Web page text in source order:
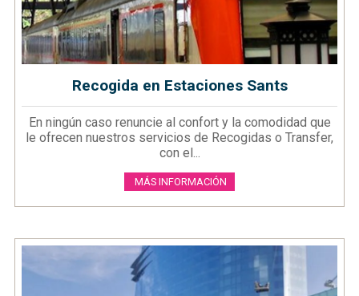
Recogida en Estaciones Sants
En ningún caso renuncie al confort y la comodidad que
le ofrecen nuestros servicios de Recogidas o Transfer,
con el...
MÁS INFORMACIÓN